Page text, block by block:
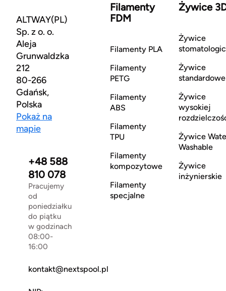
ALTWAY(PL)
Sp. z o. o.
Aleja
Grunwaldzka
212
80-266
Gdańsk,
Polska
Pokaż na
mapie
+48 588
810 078
Pracujemy
od
poniedziałku
do piątku
w godzinach
08:00-
16:00
kontakt@nextspool.pl
Filamenty
FDM
Filamenty PLA
Filamenty
PETG
Filamenty
ABS
Filamenty
TPU
Filamenty
kompozytowe
Filamenty
specjalne
Żywice
Żywice
Żywice
standardowe
Żywice
wysokiej
Żywice
Washable
Żywice
inżynierskie